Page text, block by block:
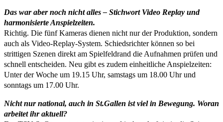
Das war aber noch nicht alles – Stichwort Video Replay und
harmonisierte Anspielzeiten.
Richtig. Die fünf Kameras dienen nicht nur der Produktion, sondern
auch als Video-Replay-System. Schiedsrichter können so bei
strittigen Szenen direkt am Spielfeldrand die Aufnahmen prüfen und
schnell entscheiden. Neu gibt es zudem einheitliche Anspielzeiten:
Unter der Woche um 19.15 Uhr, samstags um 18.00 Uhr und
sonntags um 17.00 Uhr.
Nicht nur national, auch in St.Gallen ist viel in Bewegung. Woran
arbeitet ihr aktuell?